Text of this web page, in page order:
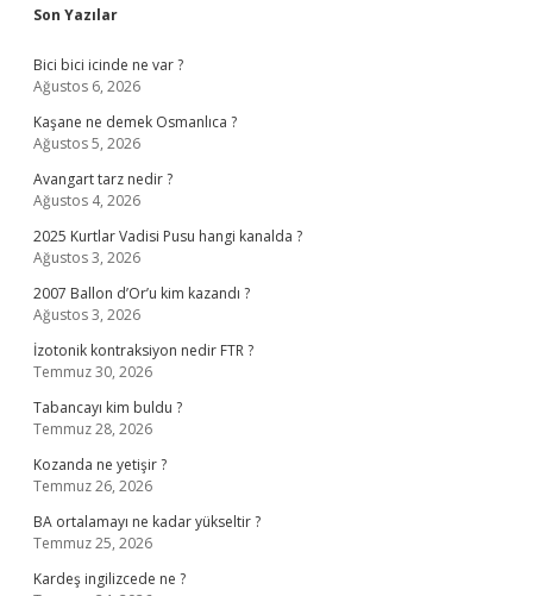
Sidebar
Son Yazılar
Bici bici icinde ne var ?
Ağustos 6, 2026
Kaşane ne demek Osmanlıca ?
Ağustos 5, 2026
Avangart tarz nedir ?
Ağustos 4, 2026
2025 Kurtlar Vadisi Pusu hangi kanalda ?
Ağustos 3, 2026
2007 Ballon d’Or’u kim kazandı ?
Ağustos 3, 2026
İzotonik kontraksiyon nedir FTR ?
Temmuz 30, 2026
Tabancayı kim buldu ?
Temmuz 28, 2026
Kozanda ne yetişir ?
Temmuz 26, 2026
BA ortalamayı ne kadar yükseltir ?
Temmuz 25, 2026
Kardeş ingilizcede ne ?